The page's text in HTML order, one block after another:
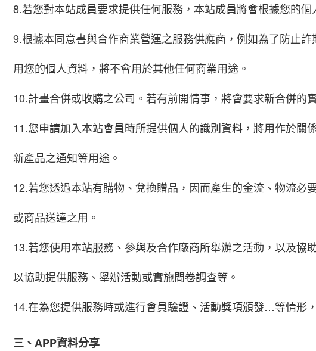
8.若您對本站成員要求提供任何服務，本站成員將會根據您的
9.根據本同意書與合作商業營運之服務供應商，例如為了防止
用您的個人資料，將不會用於其他任何商業用途。
10.計畫合併或收購之公司。若有前開情事，將會要求新合併的
11.您申請加入本站會員時所提供個人的識別資料，將用作於關
新產品之通知等用途。
12.若您透過本站有購物、兌換贈品，因而產生的金流、物流
或商品送達之用。
13.若您使用本站服務、參與及合作廠商所舉辦之活動，以及
以協助提供服務、舉辦活動或實施問卷調查等。
14.在為您提供服務時或進行會員驗證、活動獎項頒發…等情形
三、APP資料分享